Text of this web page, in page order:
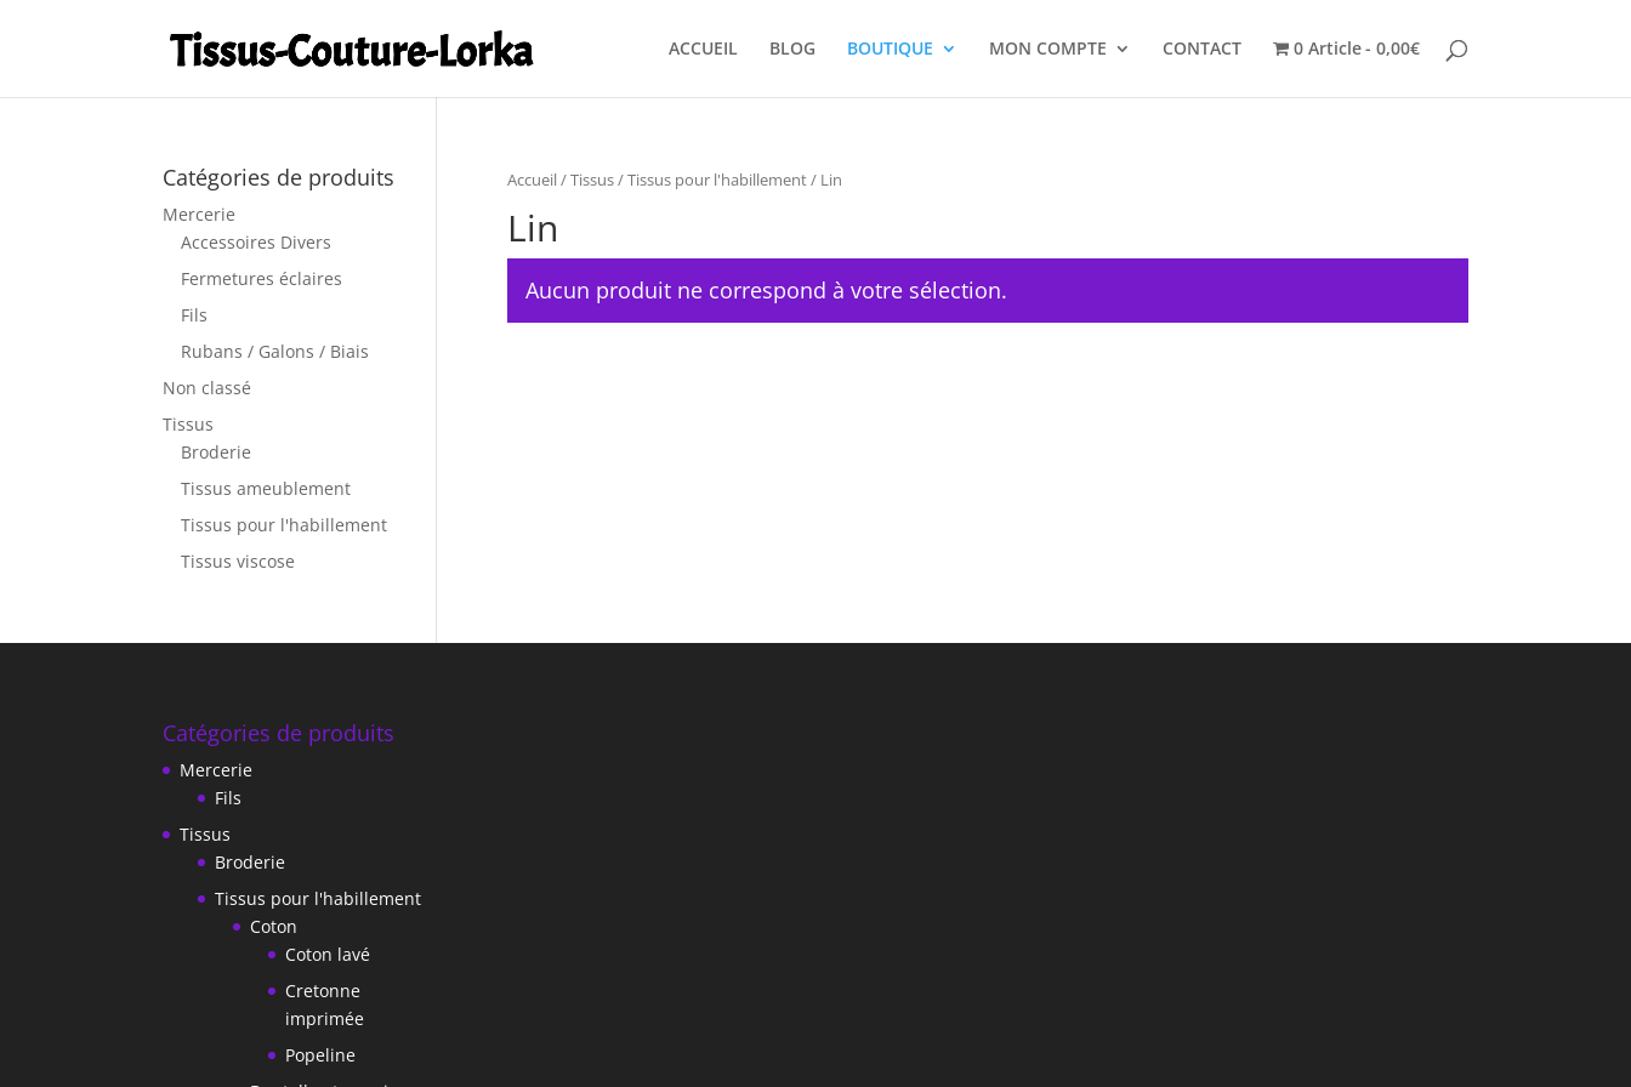
ACCUEIL BLOG BOUTIQUE MON COMPTE CONTACT 0 Article 0,00€
Accueil/Tissus/Tissus pour l'habillement/ Lin
Lin
Aucun produit ne correspond à votre sélection.
Catégories de produits
Mercerie
Accessoires Divers
Fermetures éclaires
Fils
Rubans / Galons / Biais
Non classé
Tissus
Broderie
Tissus ameublement
Tissus pour l'habillement
Tissus viscose
Catégories de produits
Mercerie
Fils
Tissus
Broderie
Tissus pour l'habillement
Coton
Coton lavé
Cretonne
imprimée
Popeline